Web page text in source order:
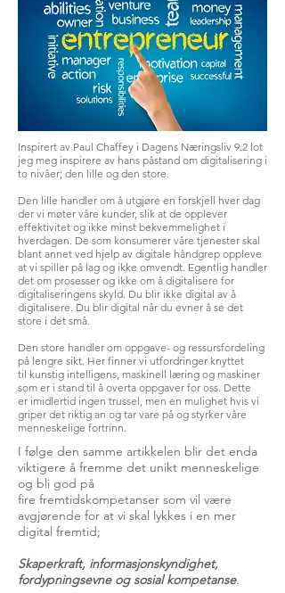
Inspirert av Paul Chaffey i Dagens Næringsliv 9.2 lot
jeg meg inspirere av hans påstand om digitalisering i
to nivåer; den lille og den store.
Den lille handler om å utgjøre en forskjell hver dag
der vi møter våre kunder, slik at de opplever
effektivitet og ikke minst bekvemmelighet i
hverdagen. De som konsumerer våre tjenester skal
blant annet ved hjelp av digitale håndgrep oppleve
at vi spiller på lag og ikke omvendt. Egentlig handler
det om prosesser og ikke om å digitalisere for
digitaliseringens skyld. Du blir ikke digital av å
digitalisere. Du blir digital når du evner å se det
store i det små.
Den store handler om oppgave- og ressursfordeling
på lengre sikt. Her finner vi utfordringer knyttet
til kunstig intelligens, maskinell læring og maskiner
som er i stand til å overta oppgaver for oss. Dette
er imidlertid ingen trussel, men en mulighet hvis vi
griper det riktig an og tar vare på og styrker våre
menneskelige fortrinn.
I følge den samme artikkelen blir det enda
viktigere å fremme det unikt menneskelige
og bli god på
fire fremtidskompetanser som vil være
avgjørende for at vi skal lykkes i en mer
digital fremtid;
Skaperkraft, informasjonskyndighet,
fordypningsevne og sosial kompetanse.